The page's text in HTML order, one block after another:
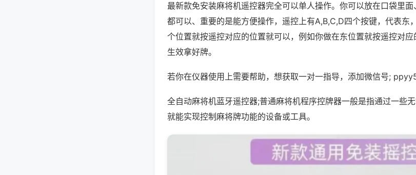
最新款免安装麻将机遥控器完全可以单人操作。你可以放在口袋里
都可以、重要的是能方便操作，遥控上有A,B,C,D四个按键，代表东
个位置就按遥控对应的位置就可以，例如你做在东位置就按遥控对
生效拿好牌。
若你在仪器使用上需要帮助，想获取一对一指导，添加微信号;
全自动麻将机蓝牙遥控器;普通麻将机程序控牌器一般是指通过一些
就能实现控制麻将牌功能的设备或工具。